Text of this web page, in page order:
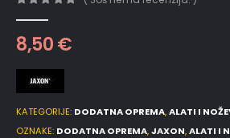
8,50€
KATEGORIJE: DODATNA OPREMA,ALATI I
OZNAKE: DODATNA OPREMA,JAXON,ALATI I